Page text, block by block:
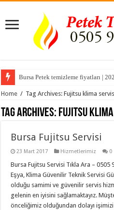
Bursa Petek temizleme fiyatları |
Home / Tag Archives: Fujitsu klima
Tag Archives: Fujitsu
Bursa Fujitsu Servisi
23 Mart 2017 Hizmetlerimiz 0
Bursa Fujitsu Servisi Tıkla Ara – 0505
Eşya, Klima Güvenilir Teknik Servisi
olduğu samimi ve güvenilir servis
gelenin en iyisini sağlamaktayız.
önceliğimiz olduğundan dolayı